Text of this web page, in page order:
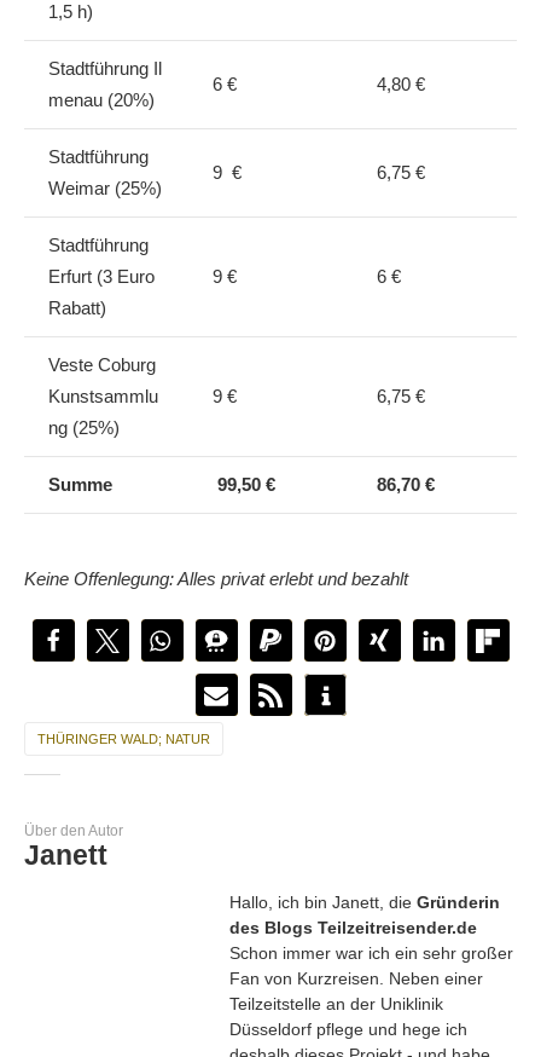
1,5 h)
Stadtführung Il
menau (20%)
6 € 4,80 €
Stadtführung
Weimar (25%)
9 € 6,75 €
Stadtführung
Erfurt (3 Euro
Rabatt)
9 € 6 €
Veste Coburg
Kunstsammlu
ng (25%)
9 € 6,75 €
Summe 99,50 € 86,70 €
Keine Offenlegung: Alles privat erlebt und bezahlt
THÜRINGER WALD; NATUR
Über den Autor
Janett
Hallo, ich bin Janett, die Gründerin
des Blogs Teilzeitreisender.de
Schon immer war ich ein sehr großer
Fan von Kurzreisen. Neben einer
Teilzeitstelle an der Uniklinik
Düsseldorf pflege und hege ich